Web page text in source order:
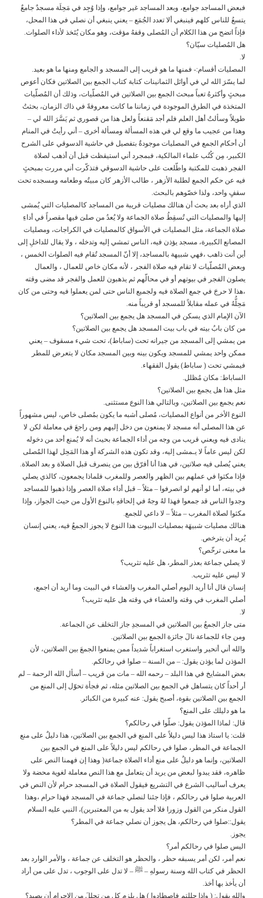
فبعض المساجد جوامع، وبعد المساجد غير جوامع، وإذا وُجِد في مَحِلَة مسجدٌ جامعٌ
يتسعُ للناس كلهم فينبغي ألا تعدد الجُمَع – يعني ينبغي أن نصلي في هذا المحل،
فإذاً اتضح من هذا الكلام أن المُصلى وقفهُ مؤقت، وهو مكان يُتَخذ لأداء الصلوات.
هل المُصليات سيّان؟
لا.
المصليات أقسام:- فمنها ما هو قريب إلى المسجد و الجامع ومنها ما هو بعيد.
لما يسّرَ الله لي في أوائل الثمانينات كتابة كتاب الجمع بين الصلاتين فكان أعوَص
مبحثٍ وأكثرهُ تعباً مبحث الجمع بين الصلاتين في المُصلّيات، وذلك أن المُصلّيات
المتخذة في الطرق الموجودة في زماننا ما كانت معروفةً في ذاك الزمان، بحثتُ
طويلاً وسألتُ أهل العلم فلم أجد مَقنعاً ولعل هذا من قصوري ثم يَسَّرَ الله لي –
وهذا من عجيب ما وقع لي في هذه المسألة ومسألة أخرى – أني رأيتُ في المنام
أن أحكام الجمع في المصليات موجودةٌ بتفصيل في حاشية الدسوقي على الشرح
الكبير، مِن كُتُب علماء المالكية، فبمجرد أني استيقظت قبل أن أذهب لصلاة
الفجر ذهبت للمكتبة واطّلعت على حاشية الدسوقي فتذكّرت أني مررت بمبحثٍ
فيه عن حكم الجمع لطلبة الأزهر ، طالب الأزهر كان مبيتُه وطعامه ومسجده تحت
سقفٍ واحد، ولذا خصّوهم بالبحث.
الذي أراه بعد بحث أن هنالك مصليات قريبة من المساجد كالمصليات التي يُمشى
إليها والمصليات التي تُسقِطُ صلاة الجماعة ولا يُعدُ من صلىَ فيها مقصراً في أداءِ
صلاة الجماعة، مثل المصليات في الأسواق كالمصليات في الكراجات، ومصليات
المصانع الكبيرة، مسجد يؤذن فيه، الناس تمشي إليه وتدخله ، ولا يقال للداخلِ إلى
أين أنت ذاهب ،فهي شبيهة بالمساجد، إلا أنّ المسجد تُقام فيه الصلوات الخمس ،
وبعض المُصلّيات لا تقام فيه صلاة الفجر ، لأنه مكان خاص للعمال ، والعمال
يصلون الفجر في بيوتهم أو في محالّهم ثم يذهبون للعمل والفجر قد مضى وقته
،هذا لا حرجَ في جمع الصلاة فيه ولجميع الناس حتى لمن يعملوا فيه وحتى من كان
مَحِلُّهُ في عمله مقابلاً للمسجد أو قريباً منه.
الآن الإمام الذي يسكن في المسجد هل يجمع بين الصلاتين؟
من كان بابُ بيته في باب بيت المسجد هل يجمع بين الصلاتين؟
من يمشي إلى المسجد من جيرانه تحت (ساباط)، تحت شيء مسقوف – يعني
ممكن واحد يمشي للمسجد ويكون بينه وبين المسجد مكان لا يتعرض للمطر
فيمشي تحت ( ساباط) يقول الفقهاء.
الساباط: مكان مُظلل.
مثل هذا هل يجمع بين الصلاتين؟
نعم يجمع بين الصلاتين، وبالتالي هذا النوع مستثنى.
النوع الأخر من أنواع المصليات، مُصلى أشبه ما يكون بمُصلى خاص، ليس مشهوراً
عن هذا المصلى أنه مسجد لا يمنعون من دخل إليهم ومن راجعَ في معاملة لكن لا
ينادى فيه ويعني قريب من وجه من أداء الجماعة بحيث أنه لا يُمنع أحد من دخوله
لكن ليس عاماً لا يـمشى إليه، وقد تكون هذه الشركة أو هذا المَحِل لهذا المُصلى
يعني يُصلى فيه صلاتين، في هذا أنا أفرّق بين من ينصرف قبل الصلاة و بعد الصلاة.
فإذا مكثوا في عملهم بين الظهر والعصر وللمغرب فلماذا يجمعون، كالذي يصلي
في بيته، أما لو أنهم لو انصرفوا – مثلاً – قبل أداء صلاة العصر وإذا ذهبوا للمساجد
وجدوا الناس قد جمعوا فهذا لهُ وجهٌ في إلحاقهِ بالنوع الأول من حيث الجواز، وإذا
مكثوا لصلاة المغرب – مثلاً – لا داعي للجمع.
هنالك مصليات شبيهَة بمصليات البيوت هذا النوع لا يجوز الجمعُ فيه، يعني إنسان
يُريد أن يترخص.
ما معنى ترخّص؟
لا يصلي جماعة بعذر المطر، هل عليه تثريب؟
لا ليس عليه تثريب.
إنسان قال أنا أريد اليوم أصلي المغرب والعشاء في البيت وما أريد أن اجمع،
أصلي المغرب في وقته والعشاء في وقته هل عليه تثريب؟
لا.
متى جاز الجمعُ بين الصلاتين في المسجدِ جاز التخلف عن الجماعة.
ومن جاء للجماعة نالَ جائزة الجمع بين الصلاتين.
والله أني أتحير واستغرب استغراباً شديداً ممن يمنعوا الجمعَ بين الصلاتين، لأن
المؤذن لما يؤذن يقول: – من السنة – صلوا في رحالكم.
بعض المشايخ في هذا البلد – رحمه الله – مات من قريب – أسأل الله الرحمة – لم
أر أحداً كان يتساهل في الجمع بين الصلاتين مثله، ثم فجأة تحوّل إلى المنع من
الجمع بين الصلاتين بقوة، أصبح يقول: عنه كبيرة من الكبائر.
ما هو دليلك على المنع؟
قال: لماذا المؤذن يقول: صلّوا في رحالكم؟
قلت: يا استاذ هذا ليس دليلاً على المنع في الجمع بين الصلاتين، هذا دليلٌ على منع
الجماعة في المطر، صلوا في رحالكم ليس دليلاً على المنع في الجمع بين
الصلاتين، وإنما هو دليلٌ على منع أداء الصلاة جماعة( وهذا إن فهمنا النص على
ظاهره، فقد يبدوا لبعض من يريد أن يتعامل مع هذا النص معاملة لغوية محضة ولا
يعرف أساليب الشرع في التشريع فيقول الصلاة في المسجد حرام لأن النص في
العربية صلوا في رحالكم ، فإذا جئنا لنصلي جماعة في المسجد فهذا حرام ،وهذا
القول منكر من القول وزورا فلا أحد يقول به من المعتبرين)، النبي عليه السلام
يقول::صلوا في رحالكم، هل يجوز أن نصلي جماعة في المطر؟
يجوز.
اليس صلوا في رحالكم أمر؟
نعم أمر، لكن أمر يسبقه حظر ، والحظر هو التخلف عن جماعة ، والأمر الوارد بعد
الحظر في كتاب الله وسنة رسولهِ – ﷺ – لا تدل على الوجوب ، تدل على من أراد
أن يأخذ بها أخذ.
والله يقول: ( وإذا حللتم فاصطادوا ) هل يلزم كل من تحللَ من الإحرام أن يصيد؟